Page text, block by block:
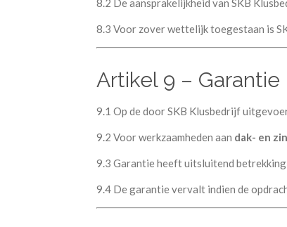
8.3 Voor zover wettelijk toegestaan is
Artikel 9 – Garantie
9.1 Op de door SKB Klusbedrijf
9.2 Voor werkzaamheden aan dak- en
9.3 Garantie heeft uitsluitend
9.4 De garantie vervalt indien de